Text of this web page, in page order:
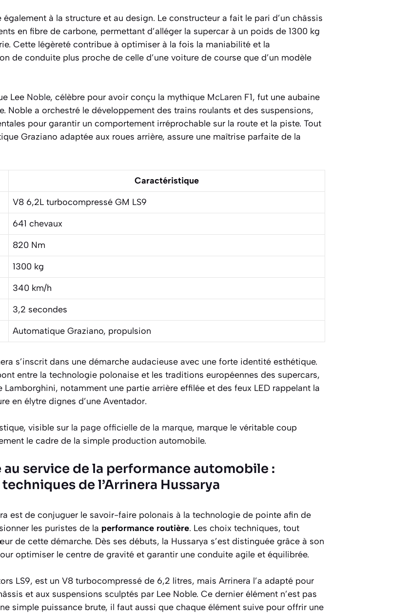
à la structure et au design. Le constructeur a fait le pari d’un châssis
en fibre de carbone, permettant d’alléger la supercar à un poids de 1300 kg
Cette légèreté contribue à optimiser à la fois la maniabilité et la
de conduite plus proche de celle d’une voiture de course que d’un modèle
Lee Noble, célèbre pour avoir conçu la mythique McLaren F1, fut une aubaine
Noble a orchestré le développement des trains roulants et des suspensions,
pour garantir un comportement irréprochable sur la route et la piste. Tout
Graziano adaptée aux roues arrière, assure une maîtrise parfaite de la
Caractéristique
V8 6,2L turbocompressé GM LS9
641 chevaux
820 Nm
1300 kg
340 km/h
3,2 secondes
Automatique Graziano, propulsion
s’inscrit dans une démarche audacieuse avec une forte identité esthétique.
entre la technologie polonaise et les traditions européennes des supercars,
notamment une partie arrière effilée et des feux LED rappelant la
en élytre dignes d’une Aventador.
visible sur la page officielle de la marque, marque le véritable coup
le cadre de la simple production automobile.
service de la performance automobile :
de l’Arrinera Hussarya
est de conjuguer le savoir-faire polonais à la technologie de pointe afin de
les puristes de la performance routière. Les choix techniques, tout
de cette démarche. Dès ses débuts, la Hussarya s’est distinguée grâce à son
optimiser le centre de gravité et garantir une conduite agile et équilibrée.
LS9, est un V8 turbocompressé de 6,2 litres, mais Arrinera l’a adapté pour
et aux suspensions sculptés par Lee Noble. Ce dernier élément n’est pas
simple puissance brute, il faut aussi que chaque élément suive pour offrir une